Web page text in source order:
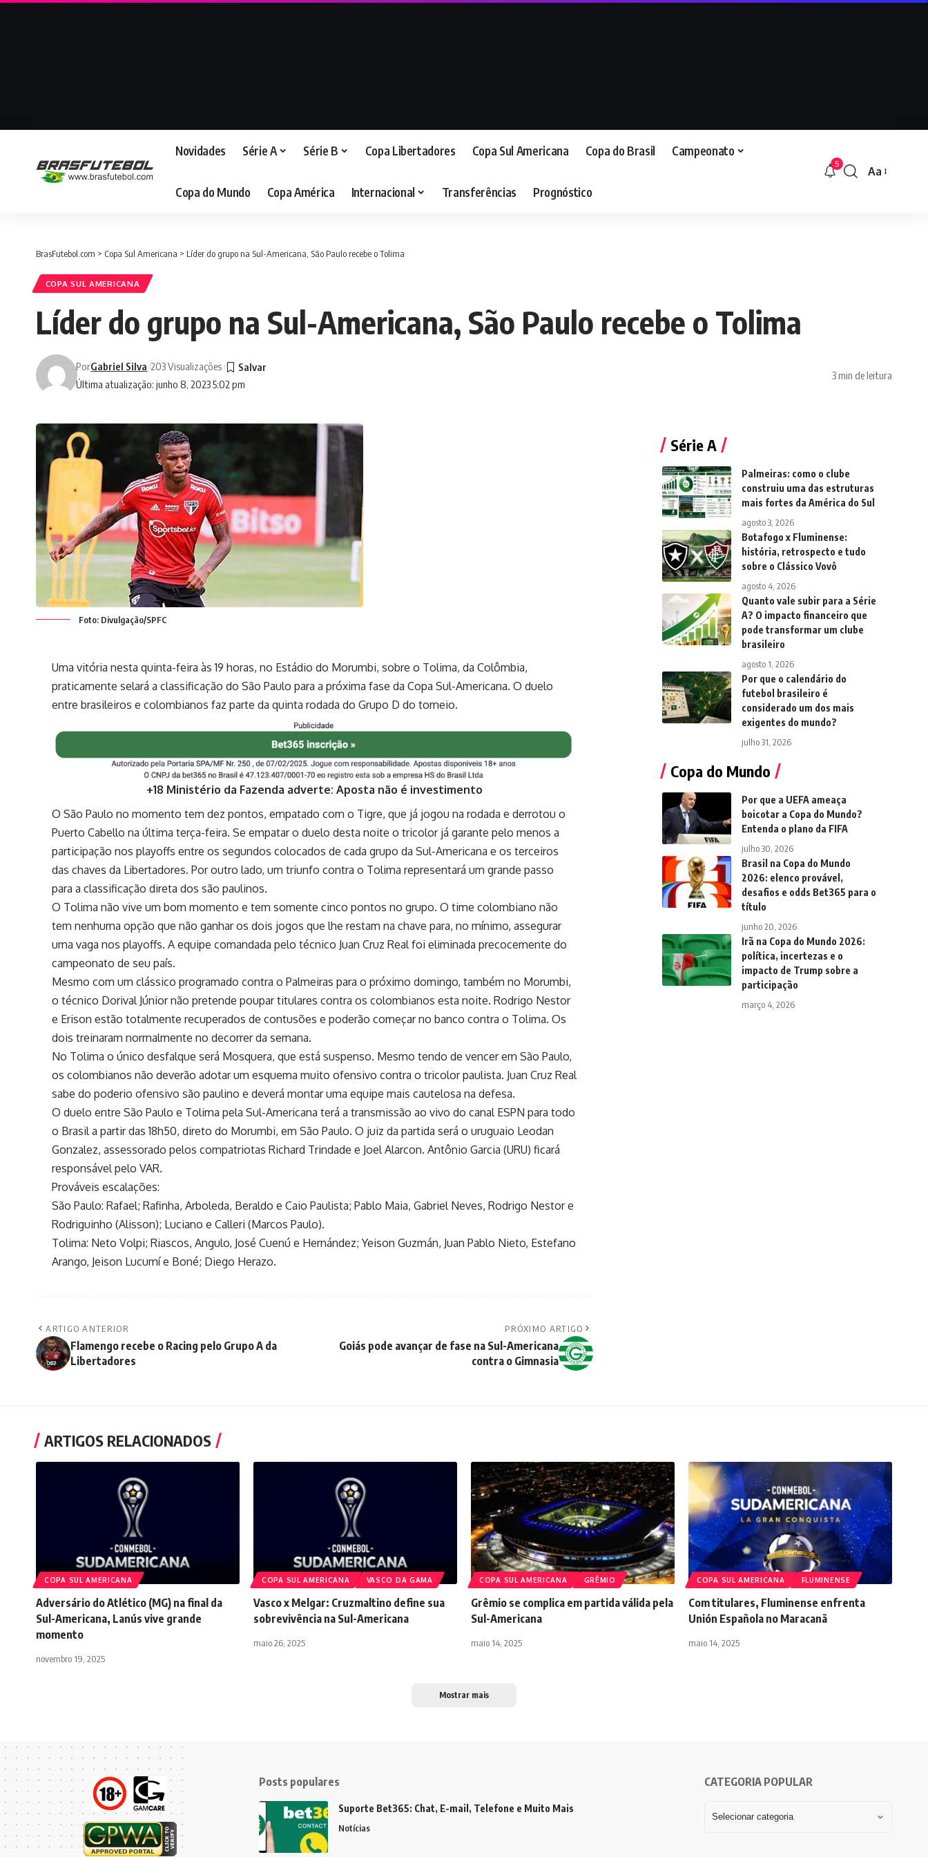
Novidades Série A Série B Copa Libertadores Copa Sul Americana Copa do Brasil Campeonato
Copa do Mundo Copa América Internacional Transferências Prognóstico
5
Aa
BrasFutebol.com > Copa Sul Americana > Líder do grupo na Sul-Americana, São Paulo recebe o Tolima
COPA SUL AMERICANA
Líder do grupo na Sul-Americana, São Paulo recebe o Tolima
Última atualização: junho 8, 2023 5:02 pm
PorGabriel Silva 203 Visualizações
3 min de leitura
Foto: Divulgação/SPFC
Uma vitória nesta quinta-feira às 19 horas, no Estádio do Morumbi, sobre o Tolima, da Colômbia,
praticamente selará a classificação do São Paulo para a próxima fase da Copa Sul-Americana. O duelo
entre brasileiros e colombianos faz parte da quinta rodada do Grupo D do torneio.
+18 Ministério da Fazenda adverte: Aposta não é investimento
O São Paulo no momento tem dez pontos, empatado com o Tigre, que já jogou na rodada e derrotou o
Puerto Cabello na última terça-feira. Se empatar o duelo desta noite o tricolor já garante pelo menos a
participação nos playoffs entre os segundos colocados de cada grupo da Sul-Americana e os terceiros
das chaves da Libertadores. Por outro lado, um triunfo contra o Tolima representará um grande passo
para a classificação direta dos são paulinos.
O Tolima não vive um bom momento e tem somente cinco pontos no grupo. O time colombiano não
tem nenhuma opção que não ganhar os dois jogos que lhe restam na chave para, no mínimo, assegurar
uma vaga nos playoffs. A equipe comandada pelo técnico Juan Cruz Real foi eliminada precocemente do
campeonato de seu país.
Mesmo com um clássico programado contra o Palmeiras para o próximo domingo, também no Morumbi,
o técnico Dorival Júnior não pretende poupar titulares contra os colombianos esta noite. Rodrigo Nestor
e Erison estão totalmente recuperados de contusões e poderão começar no banco contra o Tolima. Os
dois treinaram normalmente no decorrer da semana.
No Tolima o único desfalque será Mosquera, que está suspenso. Mesmo tendo de vencer em São Paulo,
os colombianos não deverão adotar um esquema muito ofensivo contra o tricolor paulista. Juan Cruz Real
sabe do poderio ofensivo são paulino e deverá montar uma equipe mais cautelosa na defesa.
O duelo entre São Paulo e Tolima pela Sul-Americana terá a transmissão ao vivo do canal ESPN para todo
o Brasil a partir das 18h50, direto do Morumbi, em São Paulo. O juiz da partida será o uruguaio Leodan
Gonzalez, assessorado pelos compatriotas Richard Trindade e Joel Alarcon. Antônio Garcia (URU) ficará
responsável pelo VAR.
Prováveis escalações:
São Paulo: Rafael; Rafinha, Arboleda, Beraldo e Caio Paulista; Pablo Maia, Gabriel Neves, Rodrigo Nestor e
Rodriguinho (Alisson); Luciano e Calleri (Marcos Paulo).
Tolima: Neto Volpi; Riascos, Angulo, José Cuenú e Hernández; Yeison Guzmán, Juan Pablo Nieto, Estefano
Arango, Jeison Lucumí e Boné; Diego Herazo.
ARTIGO ANTERIOR
Flamengo recebe o Racing pelo Grupo A da
Libertadores
PRÓXIMO ARTIGO
Goiás pode avançar de fase na Sul-Americana
contra o Gimnasia
Série A
Palmeiras: como o clube
construiu uma das estruturas
mais fortes da América do Sul
agosto 3, 2026
Botafogo x Fluminense:
história, retrospecto e tudo
sobre o Clássico Vovô
agosto 4, 2026
Quanto vale subir para a Série
A? O impacto financeiro que
pode transformar um clube
brasileiro
agosto 1, 2026
Por que o calendário do
futebol brasileiro é
considerado um dos mais
exigentes do mundo?
julho 31, 2026
Copa do Mundo
Por que a UEFA ameaça
boicotar a Copa do Mundo?
Entenda o plano da FIFA
julho 30, 2026
Brasil na Copa do Mundo
2026: elenco provável,
desafios e odds Bet365 para o
título
junho 20, 2026
Irã na Copa do Mundo 2026:
política, incertezas e o
impacto de Trump sobre a
participação
março 4, 2026
ARTIGOS RELACIONADOS
COPA SUL AMERICANA
Adversário do Atlético (MG) na final da
Sul-Americana, Lanús vive grande
momento
novembro 19, 2025
COPA SUL AMERICANA VASCO DA GAMA
Vasco x Melgar: Cruzmaltino define sua
sobrevivência na Sul-Americana
maio 26, 2025
COPA SUL AMERICANA GRÊMIO
Grêmio se complica em partida válida pela
Sul-Americana
maio 14, 2025
COPA SUL AMERICANA FLUMINENSE
Com titulares, Fluminense enfrenta
Unión Española no Maracanã
maio 14, 2025
Mostrar mais
Posts populares
Suporte Bet365: Chat, E-mail, Telefone e Muito Mais
Notícias
CATEGORIA POPULAR